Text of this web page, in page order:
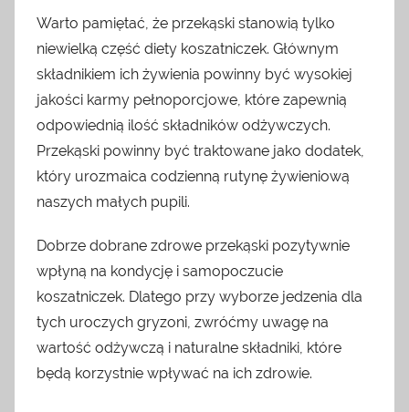
Warto pamiętać, że przekąski stanowią tylko
niewielką część diety koszatniczek. Głównym
składnikiem ich żywienia powinny być wysokiej
jakości karmy pełnoporcjowe, które zapewnią
odpowiednią ilość składników odżywczych.
Przekąski powinny być traktowane jako dodatek,
który urozmaica codzienną rutynę żywieniową
naszych małych pupili.
Dobrze dobrane zdrowe przekąski pozytywnie
wpłyną na kondycję i samopoczucie
koszatniczek. Dlatego przy wyborze jedzenia dla
tych uroczych gryzoni, zwróćmy uwagę na
wartość odżywczą i naturalne składniki, które
będą korzystnie wpływać na ich zdrowie.